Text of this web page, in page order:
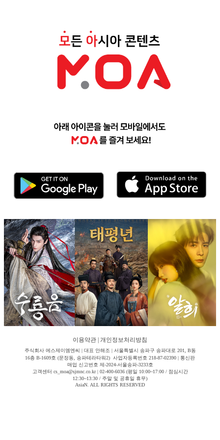
이용약관 개인정보처리방침
주식회사 에스제이엠엔씨 | 대표 안해조 | 서울특별시 송파구 송파대로 201, B동
16층 B-1609호 (문정동, 송파테라타워2) 사업자등록번호 218-87-02390 | 통신판
매업 신고번호 제-2024-서울송파-3233호
고객센터 cs_moa@sjmnc.co.kr | 02-400-6036 (평일 10:00~17:00 / 점심시간
12:30~13:30 / 주말 및 공휴일 휴무)
AsiaN. ALL RIGHTS RESERVED